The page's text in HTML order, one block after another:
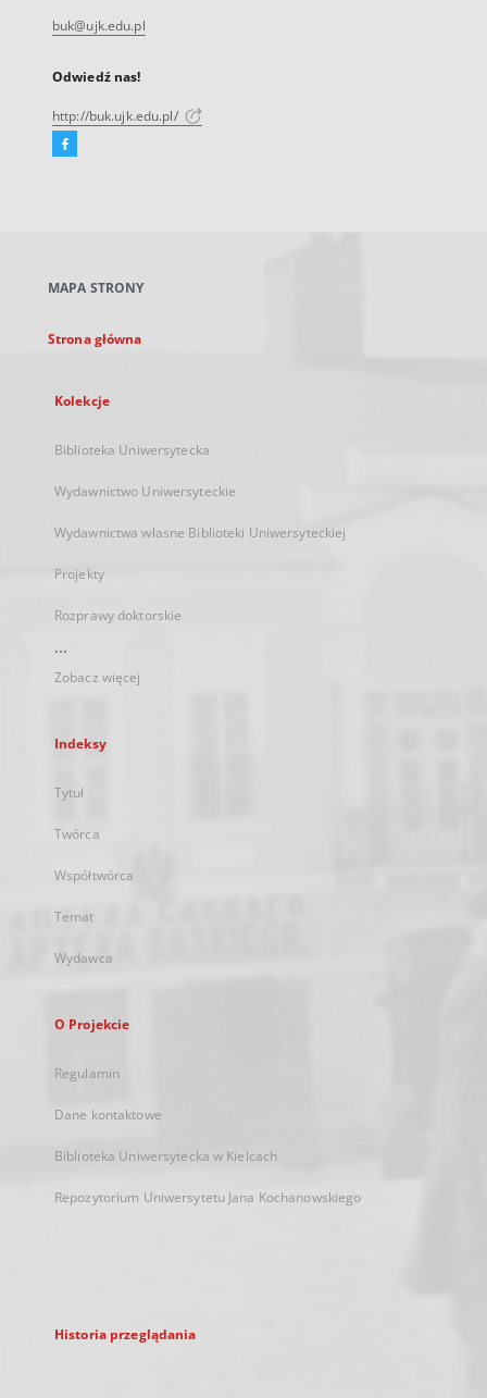
buk@ujk.edu.pl
Odwiedź nas!
http://buk.ujk.edu.pl/
Facebook
karcie
MAPA STRONY
Strona główna
Kolekcje
Biblioteka Uniwersytecka
Wydawnictwo Uniwersyteckie
Wydawnictwa własne Biblioteki Uniwersyteckiej
Projekty
Rozprawy doktorskie
...
Zobacz więcej
Indeksy
Tytuł
Twórca
Współtwórca
Temat
Wydawca
O Projekcie
Regulamin
Dane kontaktowe
Biblioteka Uniwersytecka w Kielcach
Repozytorium Uniwersytetu Jana Kochanowskiego
Historia przeglądania